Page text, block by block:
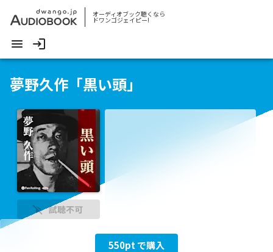
オーディオブック聴くなら
ドワンゴジェイピー!
夢野久作「黒い頭」
試聴不可
550pt で購入